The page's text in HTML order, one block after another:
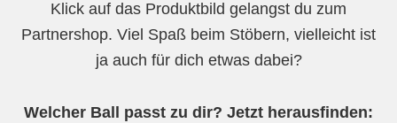
Klick auf das Produktbild gelangst du zum
Partnershop. Viel Spaß beim Stöbern, vielleicht ist
ja auch für dich etwas dabei?
Welcher Ball passt zu dir? Jetzt herausfinden: